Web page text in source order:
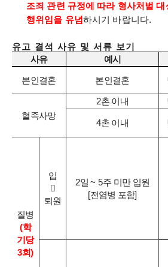
조죄 관련 규정에 따라 형사처벌 대
행위임을 유념하시기 바랍니다.
유고 결석 사유 및 서류 보기
사유
예시
본인결혼 본인결혼
혈족사망
2촌 이내
4촌 이내
질병
(학
기당
3회)
입

퇴원
2일~ 5주 미만 입원
[전염병 포함]